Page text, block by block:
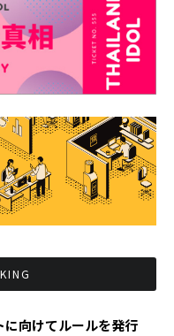
向けてルールを発行